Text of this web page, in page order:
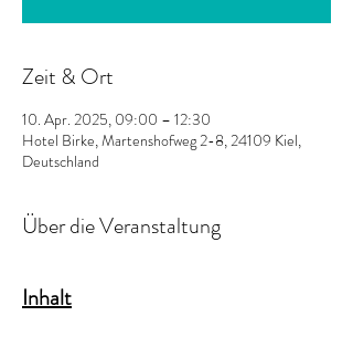
Zeit & Ort
10. Apr. 2025, 09:00 – 12:30
Hotel Birke, Martenshofweg 2-8, 24109 Kiel,
Deutschland
Über die Veranstaltung
Inhalt